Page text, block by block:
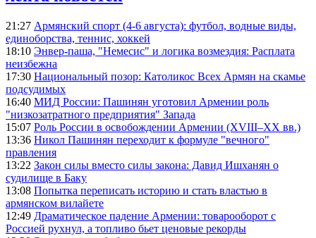
21:27 Армянский спорт (4-6 августа): футбол, водные виды,
единоборства, теннис, хоккей
18:10 Энвер-паша, "Немесис" и логика возмездия: Расплата
неизбежна
17:30 Национальный позор: Католикос Всех Армян на скамье
подсудимых
16:40 МИД России: Пашинян уготовил Армении роль
"низкозатратного предприятия" Запада
15:07 Роль России в освобождении Армении (XVIII–XX вв.)
13:36 Никол Пашинян переходит к формуле "вечного"
правления
13:22 Закон силы вместо силы закона: Давид Ишханян о
судилище в Баку
13:08 Попытка переписать историю и стать властью в
армянском вилайете
12:49 Драматическое падение Армении: товарооборот с
Россией рухнул, а топливо бьет ценовые рекорды